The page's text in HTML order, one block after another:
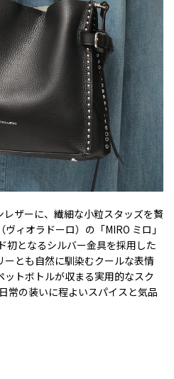
ザーに、繊細な小粒スタッズを贅
ィオラドーロ）の「MIRO ミロ」
初となるシルバー金具を採用した
とも自然に馴染むクールな表情
トボトルが収まる実用的なスク
常の装いに程よいスパイスと気品